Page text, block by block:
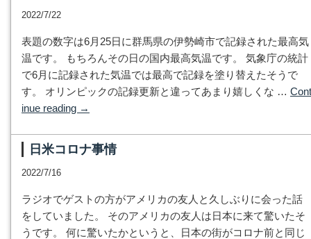
2022/7/22
表題の数字は6月25日に群馬県の伊勢崎市で記録された最高気
温です。 もちろんその日の国内最高気温です。 気象庁の統計
で6月に記録された気温では最高で記録を塗り替えたそうで
す。 オリンピックの記録更新と違ってあまり嬉しくな … Cont
inue reading →
日米コロナ事情
2022/7/16
ラジオでゲストの方がアメリカの友人と久しぶりに会った話
をしていました。 そのアメリカの友人は日本に来て驚いたそ
うです。 何に驚いたかというと、日本の街がコロナ前と同じ